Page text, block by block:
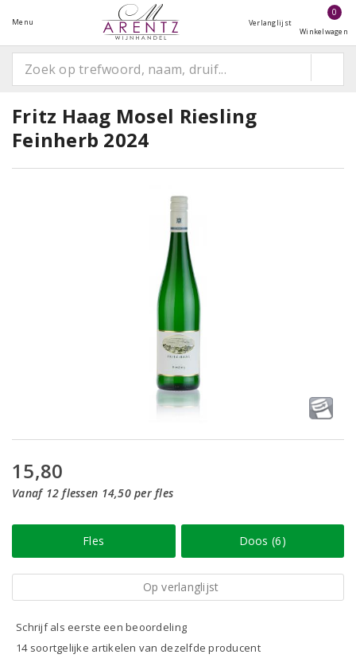
Menu Verlanglijst
0
Winkelwagen
Fritz Haag Mosel Riesling
Feinherb 2024
15,80
Vanaf 12 flessen 14,50 per fles
Fles Doos (6)
Op verlanglijst
Schrijf als eerste een beoordeling
14 soortgelijke artikelen van dezelfde producent